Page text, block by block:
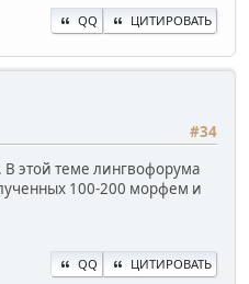
QQ ЦИТИРОВАТЬ
#34
этой теме лингвофорума
100-200 морфем и
QQ ЦИТИРОВАТЬ